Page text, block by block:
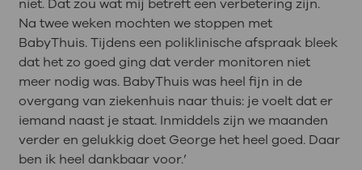
niet. Dat zou wat mij betreft een verbetering zijn.
Na twee weken mochten we stoppen met
BabyThuis. Tijdens een poliklinische afspraak bleek
dat het zo goed ging dat verder monitoren niet
meer nodig was. BabyThuis was heel fijn in de
overgang van ziekenhuis naar thuis: je voelt dat er
iemand naast je staat. Inmiddels zijn we maanden
verder en gelukkig doet George het heel goed. Daar
ben ik heel dankbaar voor.’